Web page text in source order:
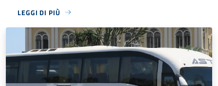
LEGGI DI PIÙ